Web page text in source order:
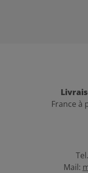
France à
Tel.
Mail: